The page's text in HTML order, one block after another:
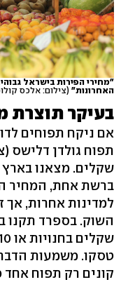
"מחירי הפירות בישראל
האחרונות" (צילום: אלכס
בעיקר תוצרת
אם ניקח תפוחים
ברשת אחת, המחיר
למדינות אחרות,
טסקו. משמעות
קונים רק תפוח אחד